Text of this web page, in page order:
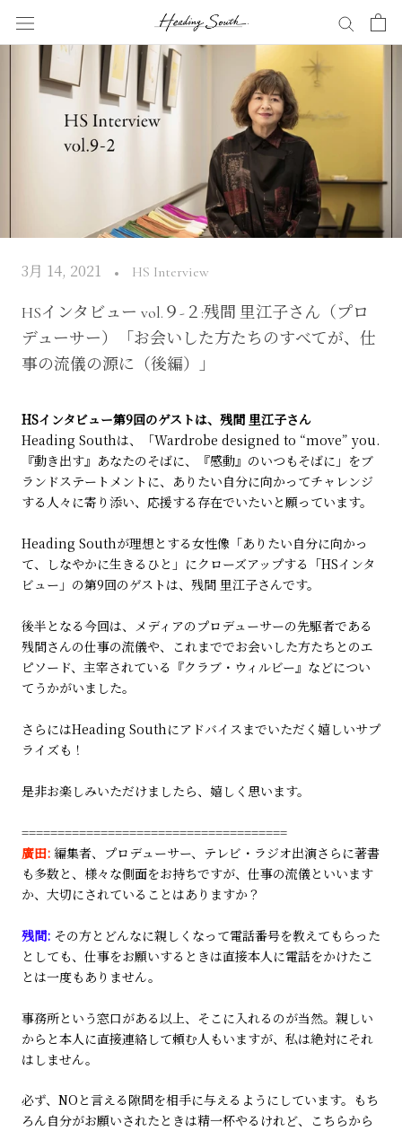
content
3月 14, 2021 HS Interview
HSインタビュー vol.９-２:残間 里江子さん（プロ
デューサー）「お会いした方たちのすべてが、仕
事の流儀の源に（後編）」
HSインタビュー第9回のゲストは、残間 里江子さん
Heading Southは、「Wardrobe designed to “move” you.
『動き出す』あなたのそばに、『感動』のいつもそばに」をブ
ランドステートメントに、ありたい自分に向かってチャレンジ
する人々に寄り添い、応援する存在でいたいと願っています。
Heading Southが理想とする女性像「ありたい自分に向かっ
て、しなやかに生きるひと」にクローズアップする「HSインタ
ビュー」の第9回のゲストは、残間 里江子さんです。
後半となる今回は、メディアのプロデューサーの先駆者である
残間さんの仕事の流儀や、これまででお会いした方たちとのエ
ピソード、主宰されている『クラブ・ウィルビー』などについ
てうかがいました。
さらにはHeading Southにアドバイスまでいただく嬉しいサプ
ライズも！
是非お楽しみいただけましたら、嬉しく思います。
=====================================
廣田: 編集者、プロデューサー、テレビ・ラジオ出演さらに著書
も多数と、様々な側面をお持ちですが、仕事の流儀といいます
か、大切にされていることはありますか？
残間: その方とどんなに親しくなって電話番号を教えてもらった
としても、仕事をお願いするときは直接本人に電話をかけたこ
とは一度もありません。
事務所という窓口がある以上、そこに入れるのが当然。親しい
からと本人に直接連絡して頼む人もいますが、私は絶対にそれ
はしません。
必ず、NOと言える隙間を相手に与えるようにしています。もち
ろん自分がお願いされたときは精一杯やるけれど、こちらから